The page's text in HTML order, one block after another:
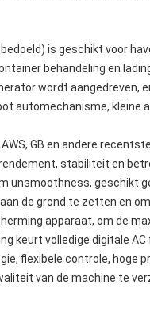
is geschikt voor
behandeling en
wordt aangedreven,
automechanisme, kleine
GB en andere
stabiliteit en
unsmoothness, geschikt
de grond te zetten en
apparaat, om de
keurt volledige digitale
flexibele controle, hoge
van de machine te